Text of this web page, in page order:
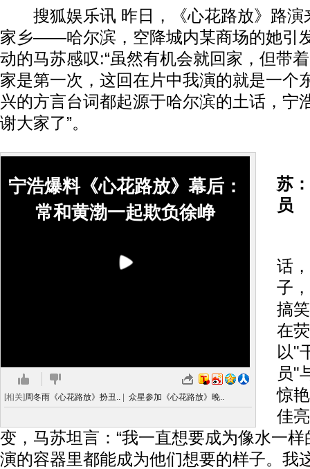
搜狐娱乐讯 昨日，《心花路放》路演
家乡——哈尔滨，空降城内某商场的她引
动的马苏感叹:“虽然有机会就回家，但带
家是第一次，这回在片中我演的就是一个
兴的方言台词都起源于哈尔滨的土话，宁
谢大家了”。
宁浩爆料《心花路放》幕后：
常和黄渤一起欺负徐峥
[相关]周冬雨《心花路放》扮丑.. 众星参加《心花路放》晚..
苏
员
话
子
搞
在
以"
员"
惊
佳
变，马苏坦言：“我一直想要成为像水一
演的容器里都能成为他们想要的样子。我